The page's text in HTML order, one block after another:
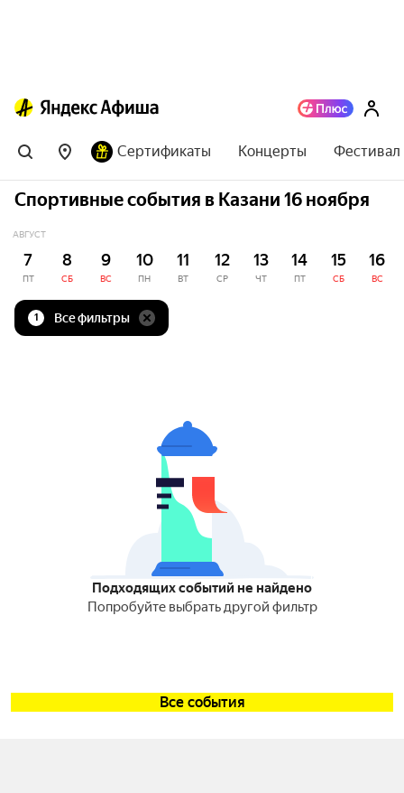
Сертификаты Концерты
Спортивные события в Казани 16 ноября
АВГУСТ
7
ПТ
8
СБ
9
ВС
10
ПН
11
ВТ
12
СР
13
ЧТ
14
ПТ
15
СБ
16
ВС
1 Все фильтры
Подходящих событий не найдено
Попробуйте выбрать другой фильтр
Все события